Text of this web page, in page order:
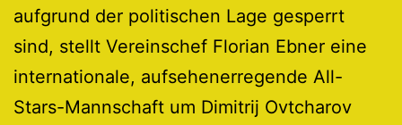
aufgrund der politischen Lage gesperrt
sind, stellt Vereinschef Florian Ebner eine
internationale, aufsehenerregende All-
Stars-Mannschaft um Dimitrij Ovtcharov